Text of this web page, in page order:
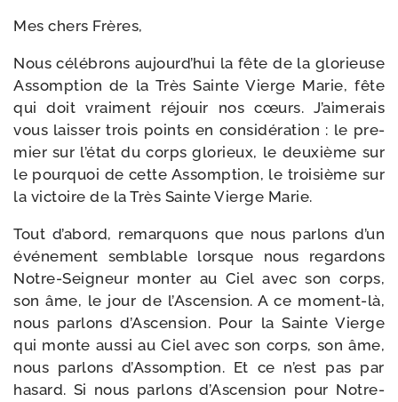
Mes chers Frères,
Nous célé­brons aujourd’­hui la fête de la glo­rieuse
Assomption de la Très Sainte Vierge Marie, fête
qui doit vrai­ment réjouir nos cœurs. J’aimerais
vous lais­ser trois points en consi­dé­ra­tion : le pre­
mier sur l’é­tat du corps glo­rieux, le deuxième sur
le pour­quoi de cette Assomption, le troi­sième sur
la vic­toire de la Très Sainte Vierge Marie.
Tout d’a­bord, remar­quons que nous par­lons d’un
évé­ne­ment sem­blable lorsque nous regar­dons
Notre-​Seigneur mon­ter au Ciel avec son corps,
son âme, le jour de l’Ascension. A ce moment-​là,
nous par­lons d’Ascension. Pour la Sainte Vierge
qui monte aus­si au Ciel avec son corps, son âme,
nous par­lons d’Assomption. Et ce n’est pas par
hasard. Si nous par­lons d’Ascension pour Notre-​